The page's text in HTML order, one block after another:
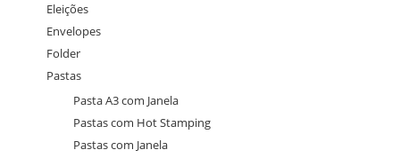
Eleições
Envelopes
Folder
Pastas
Pasta A3 com Janela
Pastas com Hot Stamping
Pastas com Janela